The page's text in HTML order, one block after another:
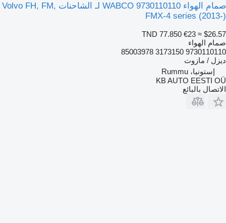
صمام الهواء WABCO 9730110110 لـ الشاحنات Volvo FH, FM,
FMX-4 series (2013-)
TND 77.850 €23 ≈ $26.57
صمام الهواء
9730110110 3173150 85003978
ديزل / مازوت
إستونيا، Rummu
KB AUTO EESTI OÜ
الاتصال بالبائع